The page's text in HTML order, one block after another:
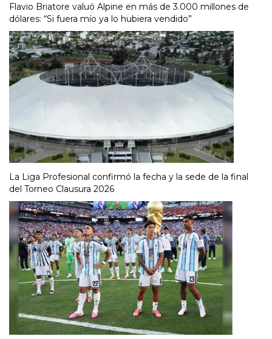
Flavio Briatore valuó Alpine en más de 3.000 millones de
dólares: “Si fuera mío ya lo hubiera vendido”
La Liga Profesional confirmó la fecha y la sede de la final
del Torneo Clausura 2026